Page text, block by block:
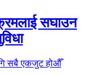
सघाउन